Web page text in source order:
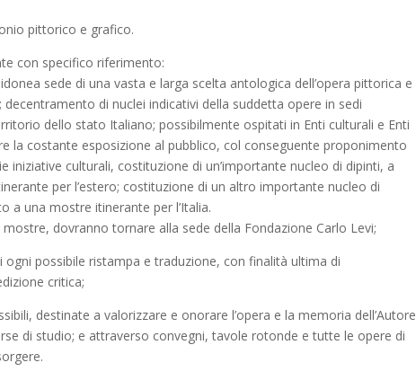
pittorico e grafico.
con specifico riferimento:
sede di una vasta e larga scelta antologica dell’opera pittorica e
di nuclei indicativi della suddetta opere in sedi
dello stato Italiano; possibilmente ospitati in Enti culturali e Enti
la costante esposizione al pubblico, col conseguente proponimento
culturali, costituzione di un’importante nucleo di dipinti, a
per l’estero; costituzione di un altro importante nucleo di
a una mostre itinerante per l’Italia.
dovranno tornare alla sede della Fondazione Carlo Levi;
ogni possibile ristampa e traduzione, con finalità ultima di
critica;
destinate a valorizzare e onorare l’opera e la memoria dell’Autore
di studio; e attraverso convegni, tavole rotonde e tutte le opere di